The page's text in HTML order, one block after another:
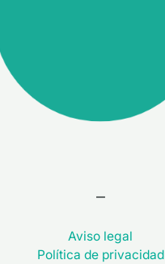
–
Aviso legal
Política de privacidad